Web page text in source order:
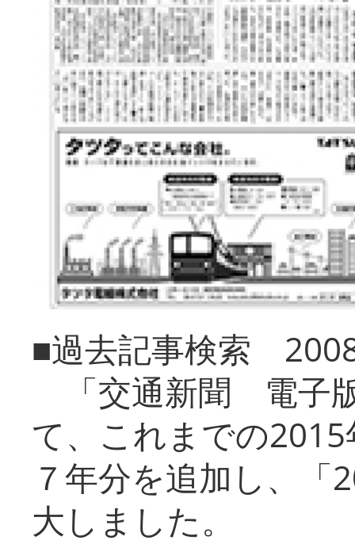
■過去記事検索
「交通新聞 電子
て、これまでの
７年分を追加し、「
大しまし